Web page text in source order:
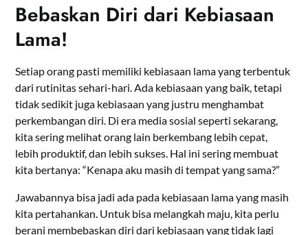
Bebaskan Diri dari Kebiasaan
Lama!
Setiap orang pasti memiliki kebiasaan lama yang terbentuk
dari rutinitas sehari-hari. Ada kebiasaan yang baik, tetapi
tidak sedikit juga kebiasaan yang justru menghambat
perkembangan diri. Di era media sosial seperti sekarang,
kita sering melihat orang lain berkembang lebih cepat,
lebih produktif, dan lebih sukses. Hal ini sering membuat
kita bertanya: “Kenapa aku masih di tempat yang sama?”
Jawabannya bisa jadi ada pada kebiasaan lama yang masih
kita pertahankan. Untuk bisa melangkah maju, kita perlu
berani membebaskan diri dari kebiasaan yang tidak lagi